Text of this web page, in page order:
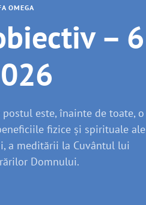
OMEGA
– 6
este, înainte de toate, o
fizice și spirituale ale
a meditării la Cuvântul lui
Domnului.